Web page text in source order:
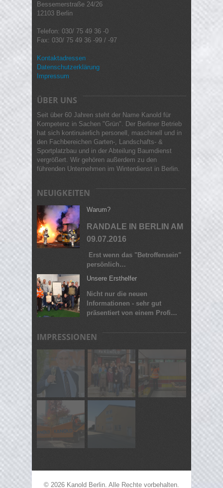
Bessemerstraße 24/26
12103 Berlin
Telefon: 030/ 75 49 36 -0
Fax: 030/ 75 49 36 -99 / -97
Kontaktadressen
Datenschutzerklärung
Impressum
ÜBER UNS
Seit über 60 Jahren steht der Name Kanold für
Kompetenz in Sachen "Grün". Der Berliner Betrieb
hat sich kontinuierlich personell, maschinell und in
den Fachbereichen Garten-, Landschafts- &
Sportplatzbau und in der Abteilung Baumdienst
vergrößert. Wir gehören außerdem zu den
führenden Unternehmen im Winterdienst in Berlin.
NEUIGKEITEN
Warum?
RANDALE IN BERLIN AM
09.07.2016
Erst wenn das "Betroffensein"
persönlich…
Unsere Ersthelfer
Nicht nur die neuen
Informationen - sehr gut
präsentiert von einem Profi…
IMPRESSIONEN
© 2026 Kanold Berlin. Alle Rechte vorbehalten.